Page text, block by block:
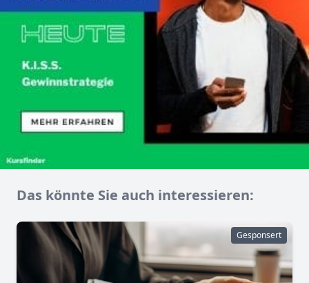
Das könnte Sie auch interessieren:
Gesponsert